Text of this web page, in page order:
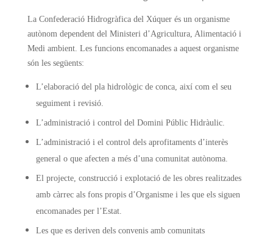
La Confederació Hidrogràfica del Xúquer és un organisme
autònom dependent del Ministeri d’Agricultura, Alimentació i
Medi ambient. Les funcions encomanades a aquest organisme
són les següents:
L’elaboració del pla hidrològic de conca, així com el seu
seguiment i revisió.
L’administració i control del Domini Públic Hidràulic.
L’administració i el control dels aprofitaments d’interès
general o que afecten a més d’una comunitat autònoma.
El projecte, construcció i explotació de les obres realitzades
amb càrrec als fons propis d’Organisme i les que els siguen
encomanades per l’Estat.
Les que es deriven dels convenis amb comunitats